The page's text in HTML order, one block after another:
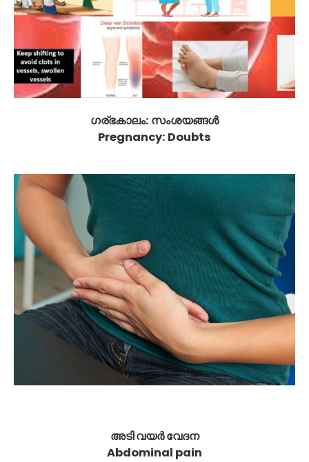
ഗര്ഭകാലം: സംശയങ്ങൾ
Pregnancy: Doubts
അടി വയർ വേദന
Abdominal pain